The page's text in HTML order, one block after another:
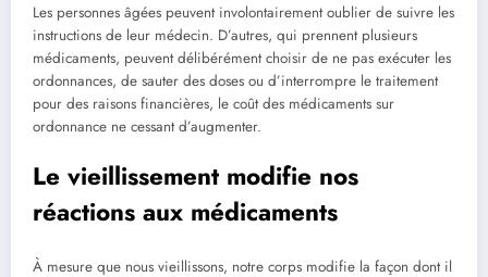
Les personnes âgées peuvent involontairement oublier de suivre les
instructions de leur médecin. D’autres, qui prennent plusieurs
médicaments, peuvent délibérément choisir de ne pas exécuter les
ordonnances, de sauter des doses ou d’interrompre le traitement
pour des raisons financières, le coût des médicaments sur
ordonnance ne cessant d’augmenter.
Le vieillissement modifie nos
réactions aux médicaments
À mesure que nous vieillissons, notre corps modifie la façon dont il